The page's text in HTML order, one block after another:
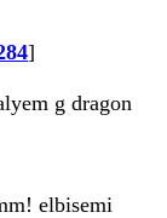
]
g dragon
elbisemi